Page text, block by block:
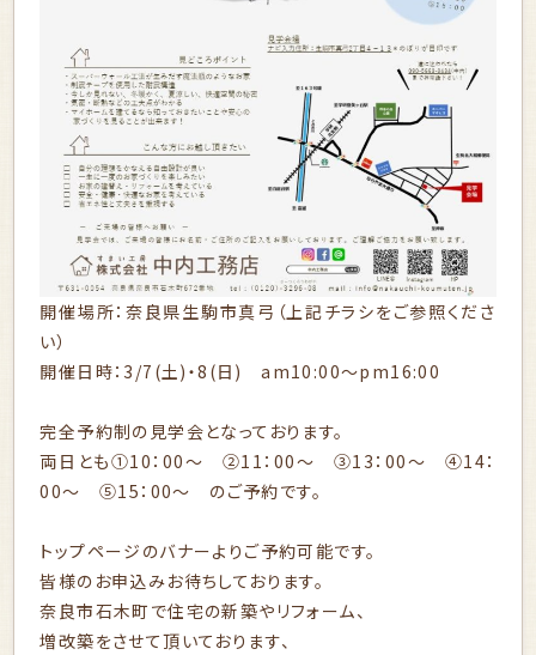
開催場所：奈良県生駒市真弓（上記チラシをご参照くださ
い）
開催日時：3/7(土)・8(日) am10:00～pm16:00
完全予約制の見学会となっております。
両日とも①10：00～ ②11：00～ ③13：00～ ④14：
00～ ⑤15：00～ のご予約です。
トップページのバナーよりご予約可能です。
皆様のお申込みお待ちしております。
奈良市石木町で住宅の新築やリフォーム、
増改築をさせて頂いております、